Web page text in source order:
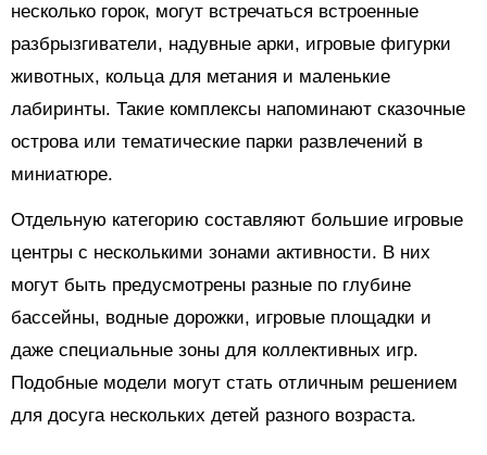
несколько горок, могут встречаться встроенные
разбрызгиватели, надувные арки, игровые фигурки
животных, кольца для метания и маленькие
лабиринты. Такие комплексы напоминают сказочные
острова или тематические парки развлечений в
миниатюре.
Отдельную категорию составляют большие игровые
центры с несколькими зонами активности. В них
могут быть предусмотрены разные по глубине
бассейны, водные дорожки, игровые площадки и
даже специальные зоны для коллективных игр.
Подобные модели могут стать отличным решением
для досуга нескольких детей разного возраста.